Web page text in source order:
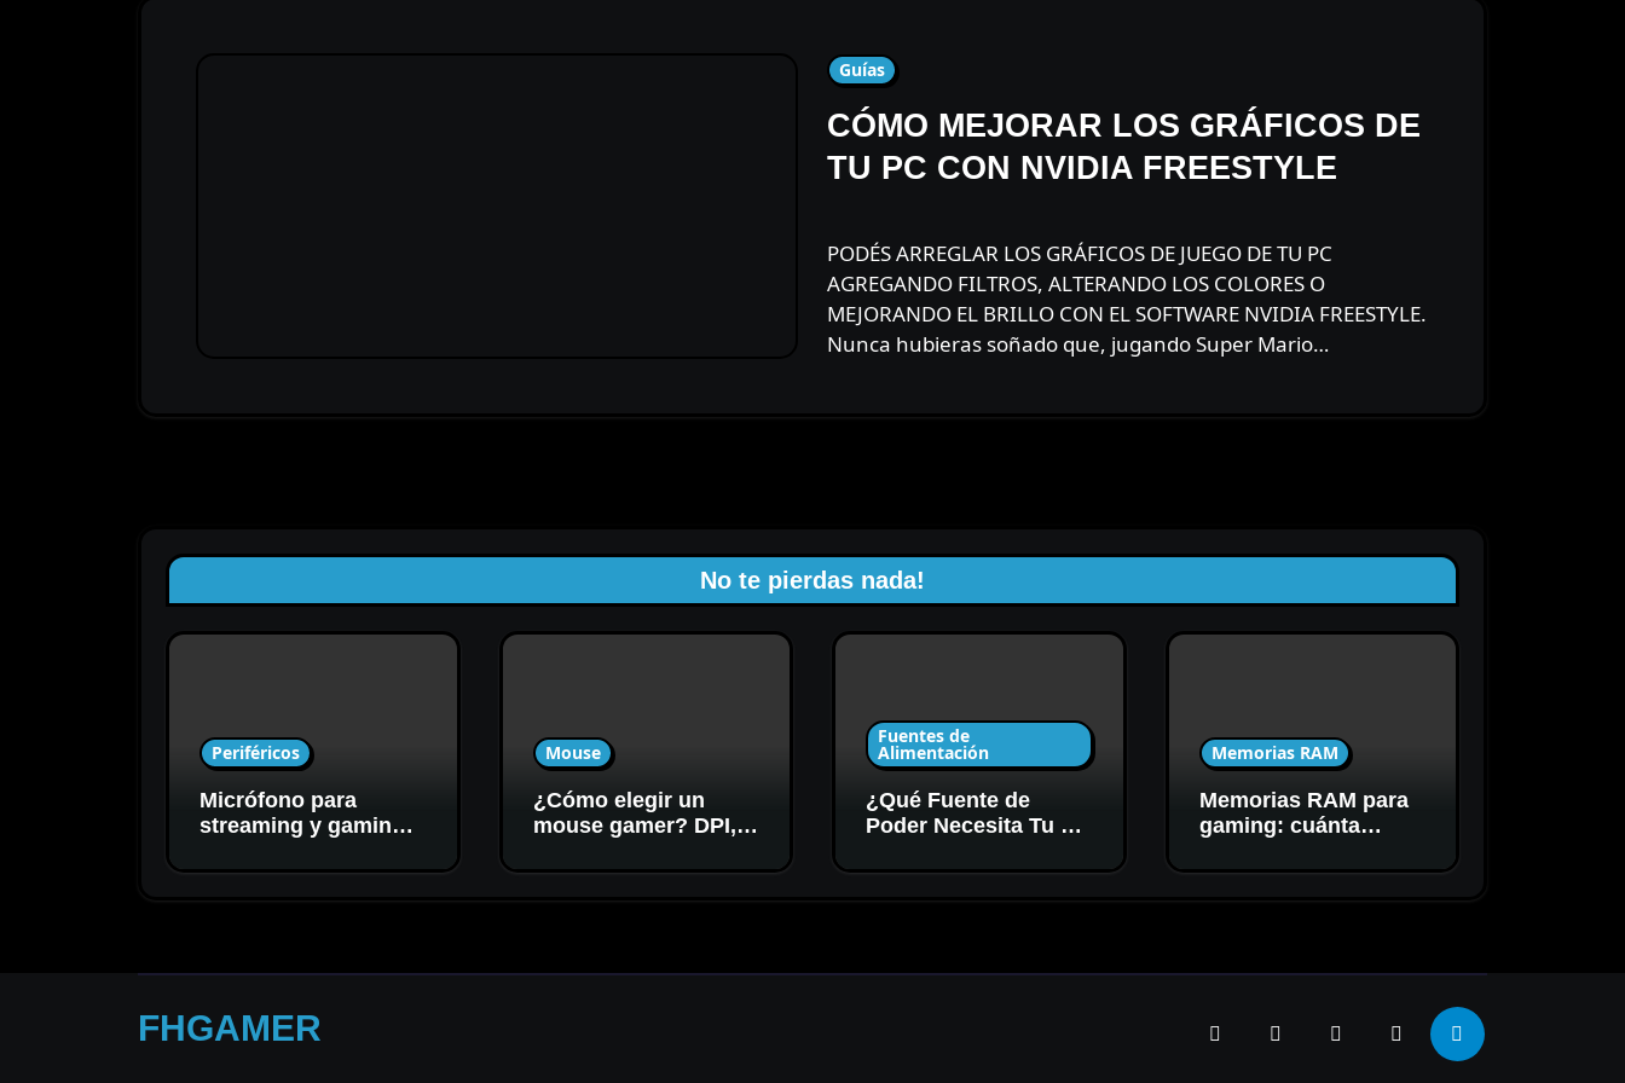
Guías
CÓMO MEJORAR LOS GRÁFICOS DE
TU PC CON NVIDIA FREESTYLE
PODÉS ARREGLAR LOS GRÁFICOS DE JUEGO DE TU PC
AGREGANDO FILTROS, ALTERANDO LOS COLORES O
MEJORANDO EL BRILLO CON EL SOFTWARE NVIDIA FREESTYLE.
Nunca hubieras soñado que, jugando Super Mario…
No te pierdas nada!
Periféricos
Micrófono para
streaming y gaming:
para tu setup
Mouse
¿Cómo elegir un
mouse gamer? DPI,
Fuentes de
Alimentación
¿Qué Fuente de
Poder Necesita Tu PC
Certificación
Memorias RAM
Memorias RAM para
gaming: cuánta
velocidad necesitás
FHGAMER